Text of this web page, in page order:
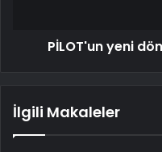
PİLOT'un yeni
İlgili Makaleler